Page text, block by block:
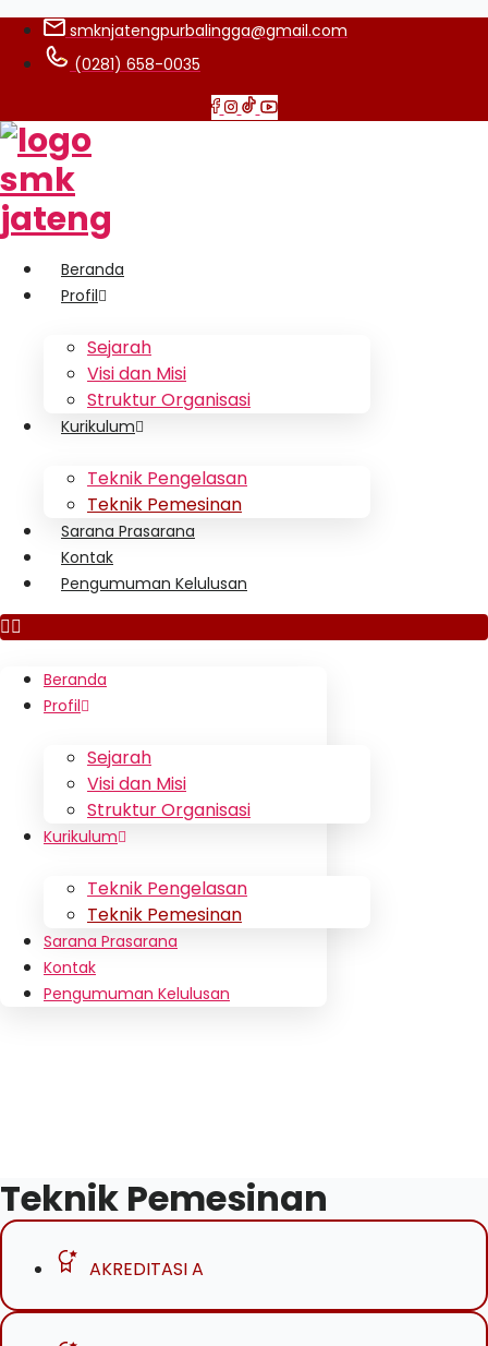
smknjatengpurbalingga@gmail.com
(0281) 658-0035
Beranda
Profil
Sejarah
Visi dan Misi
Struktur Organisasi
Kurikulum
Teknik Pengelasan
Teknik Pemesinan
Sarana Prasarana
Kontak
Pengumuman Kelulusan
Beranda
Profil
Sejarah
Visi dan Misi
Struktur Organisasi
Kurikulum
Teknik Pengelasan
Teknik Pemesinan
Sarana Prasarana
Kontak
Pengumuman Kelulusan
Teknik Pemesinan
AKREDITASI A